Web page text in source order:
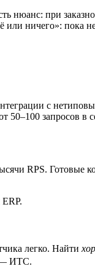
нюанс: при
ничего»: пока
с
запросов в
RPS. Готовые
легко. Найти
— ИТС.